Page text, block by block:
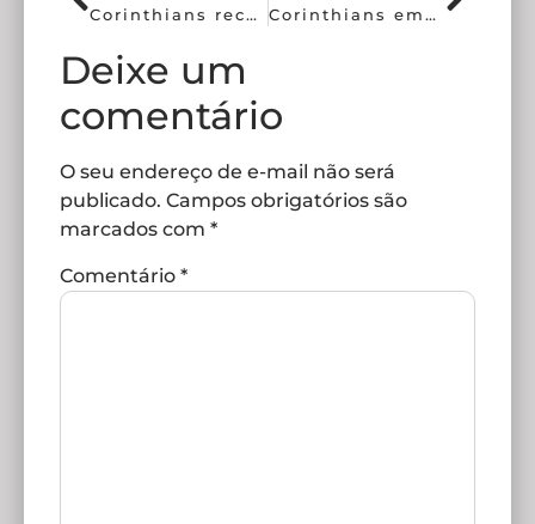
Corinthians recebe o Flamengo pelo Campeonato Brasileiro Corinthians empata fora de casa pelo Campeonato Brasileiro
Deixe um
comentário
O seu endereço de e-mail não será
publicado. Campos obrigatórios são
marcados com *
Comentário *